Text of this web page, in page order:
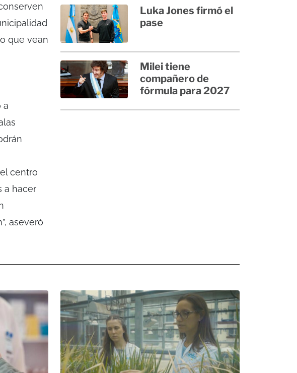
que vean
a
centro
a hacer
aseveró
Luka Jones firmó el
pase
Milei tiene
compañero de
fórmula para 2027